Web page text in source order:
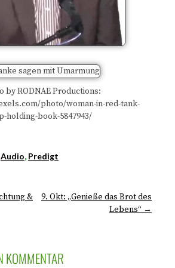
by RODNAE Productions:
photo/woman-in-red-tank-
holding-book-5847943/
Audio, Predigt
&
9. Okt: „Genieße das Brot des
Lebens“ →
KOMMENTAR